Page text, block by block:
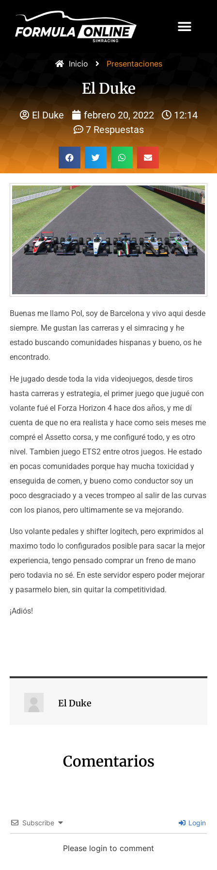
Inicio Presentaciones
El Duke
El Duke febrero 20, 2022
12:14
7 Respuestas
Buenas me llamo Pol, soy de Barcelona y vivo aqui desde
siempre. Me gustan las carreras y el simracing y he
estado buscando comunidades hispanas y bueno, os he
encontrado.
He jugado desde toda la vida videojuegos, desde tiros
hasta carreras y estrategia, el primer juego que jugué con
volante fué el Forza Horizon 4 hace dos años, y me dí
cuenta de que no era realista y hace como seis meses me
compré el Assetto corsa, y me configuré todo, y es otro
nivel. Tambien juego ETS2 entre otros juegos. He estado
en pocas comunidades porque hay mucha toxicidad y
enseguida de comen, y bueno como conductor soy un
poco desgraciado y a veces trompeo al salir de las curvas
con los pianos, pero ultimamente se va mejorando.
Uso volante pedales y shifter logitech, pero exprimidos al
maximo todo lo configurados posible para sacar la mejor
experiencia, tengo pensado comprar un freno de mano
pero todavia no sé. En este servidor espero poder mejorar
y pasarmelo bien, sin quitar la competitividad.
¡Adiós!
El Duke
Comentarios
Subscribe Login
Please login to comment